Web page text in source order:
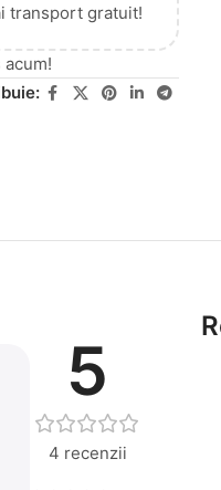
transport gratuit!
5
4 recenzii